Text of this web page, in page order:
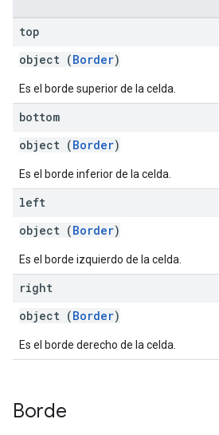
top
object (Border)
Es el borde superior de la celda.
bottom
object (Border)
Es el borde inferior de la celda.
left
object (Border)
Es el borde izquierdo de la celda.
right
object (Border)
Es el borde derecho de la celda.
Borde